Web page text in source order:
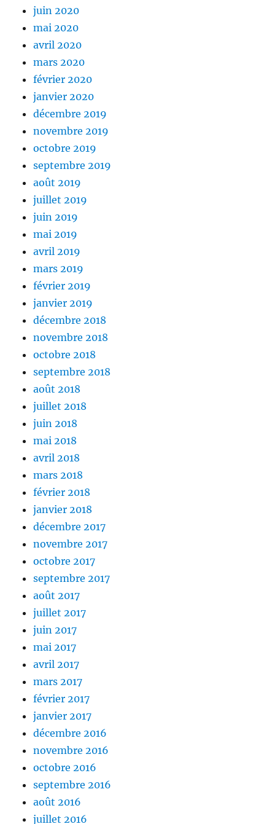
juin 2020
mai 2020
avril 2020
mars 2020
février 2020
janvier 2020
décembre 2019
novembre 2019
octobre 2019
septembre 2019
août 2019
juillet 2019
juin 2019
mai 2019
avril 2019
mars 2019
février 2019
janvier 2019
décembre 2018
novembre 2018
octobre 2018
septembre 2018
août 2018
juillet 2018
juin 2018
mai 2018
avril 2018
mars 2018
février 2018
janvier 2018
décembre 2017
novembre 2017
octobre 2017
septembre 2017
août 2017
juillet 2017
juin 2017
mai 2017
avril 2017
mars 2017
février 2017
janvier 2017
décembre 2016
novembre 2016
octobre 2016
septembre 2016
août 2016
juillet 2016